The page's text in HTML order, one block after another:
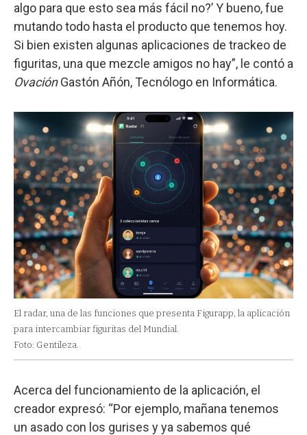
algo para que esto sea más fácil no?’ Y bueno, fue
mutando todo hasta el producto que tenemos hoy.
Si bien existen algunas aplicaciones de trackeo de
figuritas, una que mezcle amigos no hay”, le contó a
OvaciónGastón Añón, Tecnólogo en Informática.
El radar, una de las funciones que presenta Figurapp, la aplicación
para intercambiar figuritas del Mundial.
Foto: Gentileza.
Acerca del funcionamiento de la aplicación, el
creador expresó: “Por ejemplo, mañana tenemos
un asado con los gurises y ya sabemos qué